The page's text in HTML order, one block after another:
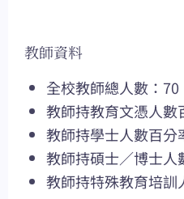
教師資料
全校教師總人數：70
教師持教育文憑人數
教師持學士人數百分
教師持碩士／博士人
教師持特殊教育培訓